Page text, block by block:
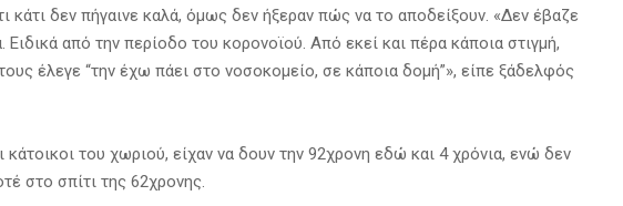
κάτι δεν πήγαινε καλά, όμως δεν ήξεραν πώς να το αποδείξουν. «Δεν έβαζε
Ειδικά από την περίοδο του κορονοϊού. Από εκεί και πέρα κάποια στιγμή,
έλεγε “την έχω πάει στο νοσοκομείο, σε κάποια δομή”», είπε ξάδελφός
του χωριού, είχαν να δουν την 92χρονη εδώ και 4 χρόνια, ενώ δεν
στο σπίτι της 62χρονης.